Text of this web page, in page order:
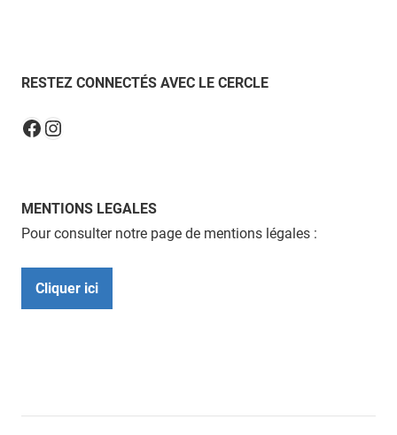
RESTEZ CONNECTÉS AVEC LE CERCLE
Facebook
Instagram
MENTIONS LEGALES
Pour consulter notre page de mentions légales :
Cliquer ici